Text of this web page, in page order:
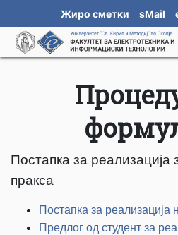
Жиро сметки sMail
Постапка за реализација
пракса
Постапка за реализација
Предлог од студент за